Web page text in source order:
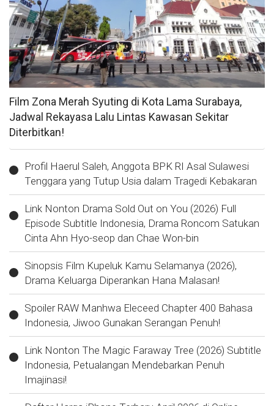
Film Zona Merah Syuting di Kota Lama Surabaya,
Jadwal Rekayasa Lalu Lintas Kawasan Sekitar
Diterbitkan!
Profil Haerul Saleh, Anggota BPK RI Asal Sulawesi
Tenggara yang Tutup Usia dalam Tragedi Kebakaran
Link Nonton Drama Sold Out on You (2026) Full
Episode Subtitle Indonesia, Drama Roncom Satukan
Cinta Ahn Hyo-seop dan Chae Won-bin
Sinopsis Film Kupeluk Kamu Selamanya (2026),
Drama Keluarga Diperankan Hana Malasan!
Spoiler RAW Manhwa Eleceed Chapter 400 Bahasa
Indonesia, Jiwoo Gunakan Serangan Penuh!
Link Nonton The Magic Faraway Tree (2026) Subtitle
Indonesia, Petualangan Mendebarkan Penuh
Imajinasi!